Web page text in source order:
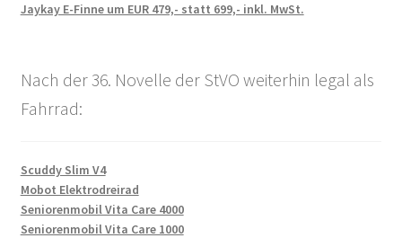
Jaykay E-Finne um EUR 479,- statt 699,- inkl. MwSt.
Nach der 36. Novelle der StVO weiterhin legal als
Fahrrad:
Scuddy Slim V4
Mobot Elektrodreirad
Seniorenmobil Vita Care 4000
Seniorenmobil Vita Care 1000